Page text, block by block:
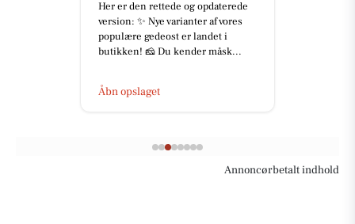
Her er den rettede og opdaterede
version: ✨ Nye varianter af vores
populære gedeost er landet i
butikken! 🧀 Du kender måsk...
Åbn opslaget
Annoncørbetalt indhold